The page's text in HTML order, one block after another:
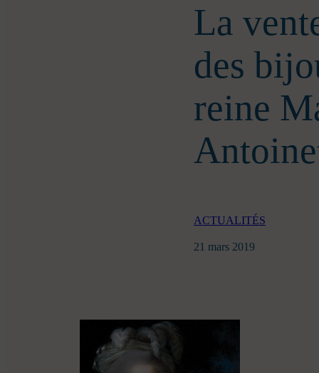
La
des
reine
ACTUALITÉS
21 mars 2019